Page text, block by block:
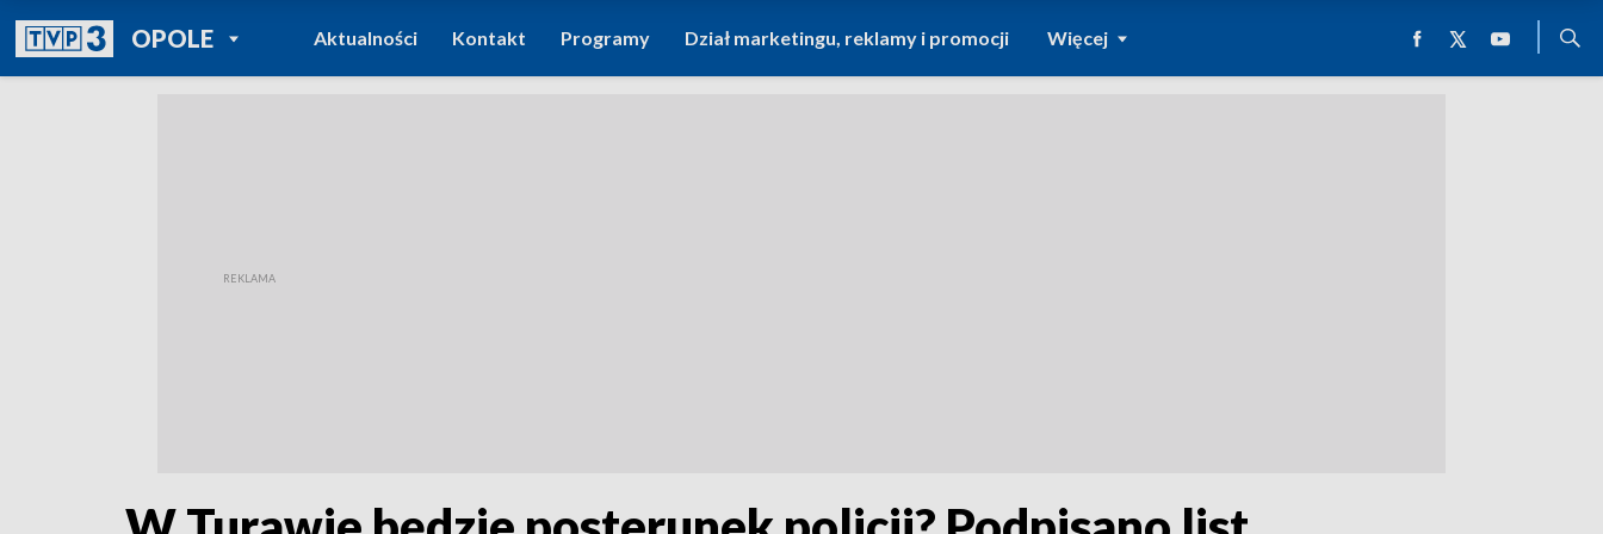
OPOLEPOWRÓT DO
TVP REGIONY
Aktualności Kontakt Programy Dział marketingu, reklamy i promocji Więcej